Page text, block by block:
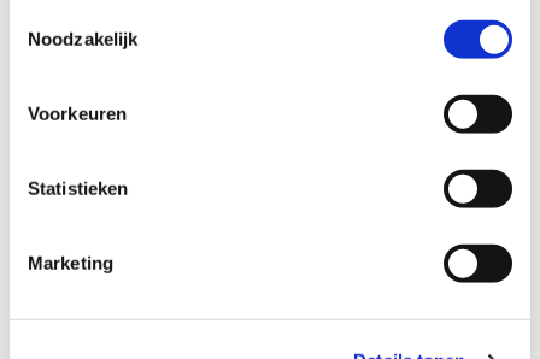
Noodzakelijk
Voorkeuren
Statistieken
Marketing